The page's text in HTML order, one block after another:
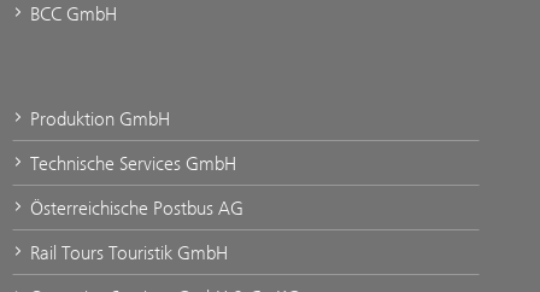
BCC GmbH
Produktion GmbH
Technische Services GmbH
Österreichische Postbus AG
Rail Tours Touristik GmbH